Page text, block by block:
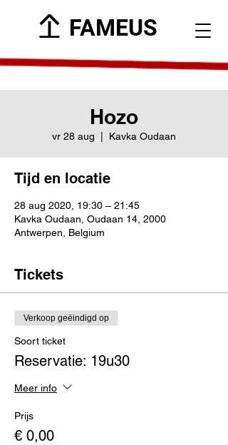
FAMEUS
Hozo
vr 28 aug Kavka Oudaan
Tijd en locatie
28 aug 2020, 19:30 – 21:45
Kavka Oudaan, Oudaan 14, 2000
Antwerpen, Belgium
Tickets
Verkoop geëindigd op
Soort ticket
Reservatie: 19u30
Meer info
Prijs
€ 0,00